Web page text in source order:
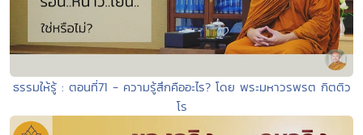
ธรรมให้รู้ : ตอนที่71 - ความรู้สึกคืออะไร? โดย พระมหาวรพรต กิตติว
โร